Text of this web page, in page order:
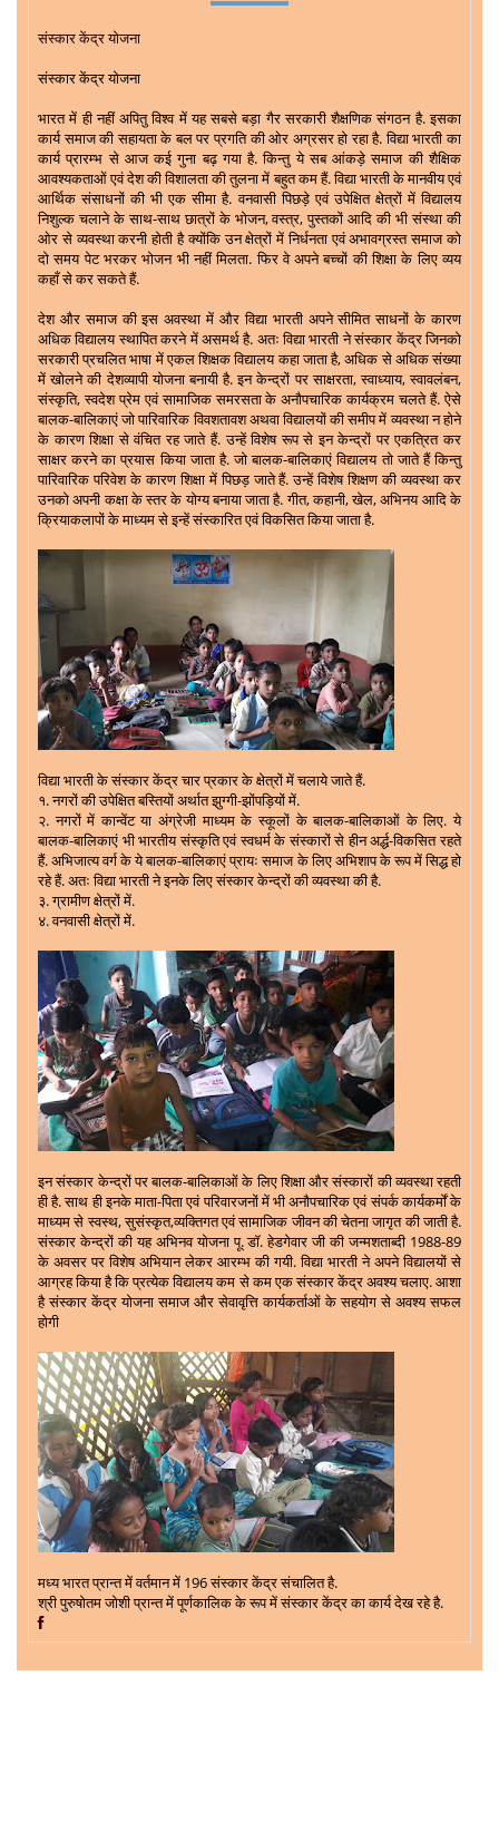
संस्कार केंद्र योजना
संस्कार केंद्र योजना
भारत में ही नहीं अपितु विश्व में यह सबसे बड़ा गैर सरकारी शैक्षणिक संगठन है. इसका
कार्य समाज की सहायता के बल पर प्रगति की ओर अग्रसर हो रहा है. विद्या भारती का
कार्य प्रारम्भ से आज कई गुना बढ़ गया है. किन्तु ये सब आंकड़े समाज की शैक्षिक
आवश्यकताओं एवं देश की विशालता की तुलना में बहुत कम हैं. विद्या भारती के मानवीय एवं
आर्थिक संसाधनों की भी एक सीमा है. वनवासी पिछड़े एवं उपेक्षित क्षेत्रों में विद्यालय
निशुल्क चलाने के साथ-साथ छात्रों के भोजन, वस्त्र, पुस्तकों आदि की भी संस्था की
ओर से व्यवस्था करनी होती है क्योंकि उन क्षेत्रों में निर्धनता एवं अभावग्रस्त समाज को
दो समय पेट भरकर भोजन भी नहीं मिलता. फिर वे अपने बच्चों की शिक्षा के लिए व्यय
कहाँ से कर सकते हैं.
देश और समाज की इस अवस्था में और विद्या भारती अपने सीमित साधनों के कारण
अधिक विद्यालय स्थापित करने में असमर्थ है. अतः विद्या भारती ने संस्कार केंद्र जिनको
सरकारी प्रचलित भाषा में एकल शिक्षक विद्यालय कहा जाता है, अधिक से अधिक संख्या
में खोलने की देशव्यापी योजना बनायी है. इन केन्द्रों पर साक्षरता, स्वाध्याय, स्वावलंबन,
संस्कृति, स्वदेश प्रेम एवं सामाजिक समरसता के अनौपचारिक कार्यक्रम चलते हैं. ऐसे
बालक-बालिकाएं जो पारिवारिक विवशतावश अथवा विद्यालयों की समीप में व्यवस्था न होने
के कारण शिक्षा से वंचित रह जाते हैं. उन्हें विशेष रूप से इन केन्द्रों पर एकत्रित कर
साक्षर करने का प्रयास किया जाता है. जो बालक-बालिकाएं विद्यालय तो जाते हैं किन्तु
पारिवारिक परिवेश के कारण शिक्षा में पिछड़ जाते हैं. उन्हें विशेष शिक्षण की व्यवस्था कर
उनको अपनी कक्षा के स्तर के योग्य बनाया जाता है. गीत, कहानी, खेल, अभिनय आदि के
क्रियाकलापों के माध्यम से इन्हें संस्कारित एवं विकसित किया जाता है.
विद्या भारती के संस्कार केंद्र चार प्रकार के क्षेत्रों में चलाये जाते हैं.
१. नगरों की उपेक्षित बस्तियों अर्थात झुग्गी-झोंपड़ियों में.
२. नगरों में कान्वेंट या अंग्रेजी माध्यम के स्कूलों के बालक-बालिकाओं के लिए. ये
बालक-बालिकाएं भी भारतीय संस्कृति एवं स्वधर्म के संस्कारों से हीन अर्द्ध-विकसित रहते
हैं. अभिजात्य वर्ग के ये बालक-बालिकाएं प्रायः समाज के लिए अभिशाप के रूप में सिद्ध हो
रहे हैं. अतः विद्या भारती ने इनके लिए संस्कार केन्द्रों की व्यवस्था की है.
३. ग्रामीण क्षेत्रों में.
४. वनवासी क्षेत्रों में.
इन संस्कार केन्द्रों पर बालक-बालिकाओं के लिए शिक्षा और संस्कारों की व्यवस्था रहती
ही है. साथ ही इनके माता-पिता एवं परिवारजनों में भी अनौपचारिक एवं संपर्क कार्यकर्मों के
माध्यम से स्वस्थ, सुसंस्कृत,व्यक्तिगत एवं सामाजिक जीवन की चेतना जागृत की जाती है.
संस्कार केन्द्रों की यह अभिनव योजना पू. डॉ. हेडगेवार जी की जन्मशताब्दी 1988-89
के अवसर पर विशेष अभियान लेकर आरम्भ की गयी. विद्या भारती ने अपने विद्यालयों से
आग्रह किया है कि प्रत्येक विद्यालय कम से कम एक संस्कार केंद्र अवश्य चलाए. आशा
है संस्कार केंद्र योजना समाज और सेवावृत्ति कार्यकर्ताओं के सहयोग से अवश्य सफल
होगी
मध्य भारत प्रान्त में वर्तमान में 196 संस्कार केंद्र संचालित है.
श्री पुरुषोतम जोशीप्रान्त में पूर्णकालिक के रूप में संस्कार केंद्र का कार्य देख रहे है.